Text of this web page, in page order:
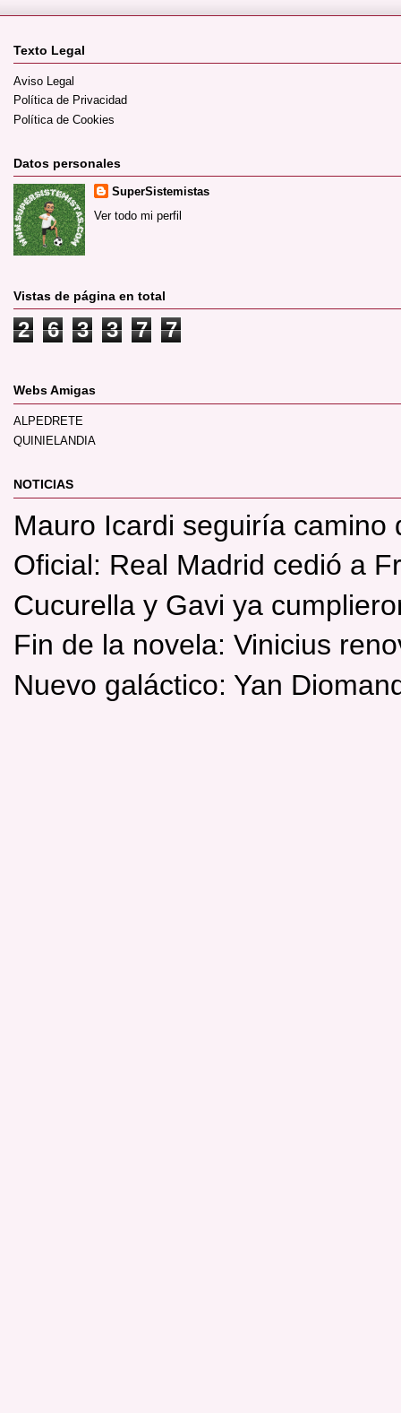
Texto Legal
Aviso Legal
Política de Privacidad
Política de Cookies
Datos personales
SuperSistemistas
Ver todo mi perfil
Vistas de página en total
2 6 3 3 7 7
Webs Amigas
ALPEDRETE
QUINIELANDIA
NOTICIAS
Mauro Icardi seguiría
Oficial: Real Madrid cedió a
Cucurella y Gavi ya
Fin de la novela: Vinicius
Nuevo galáctico: Yan